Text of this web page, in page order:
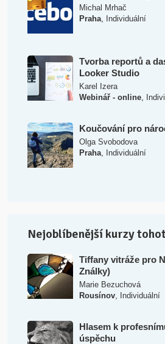
Michal Mrhač
Praha, Individuální
Tvorba reportů a
Looker Studio
Karel Izera
Webinář - online,
Koučování pro
Olga Svobodova
Praha, Individuální
Nejoblíbenější kurzy
Tiffany vitráže pro
Ználky)
Marie Bezuchová
Rousínov, Individuální
Hlasem k
úspěchu